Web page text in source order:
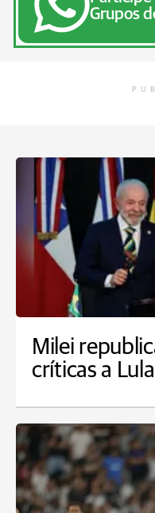
Grupos
Milei
críticas a Lula